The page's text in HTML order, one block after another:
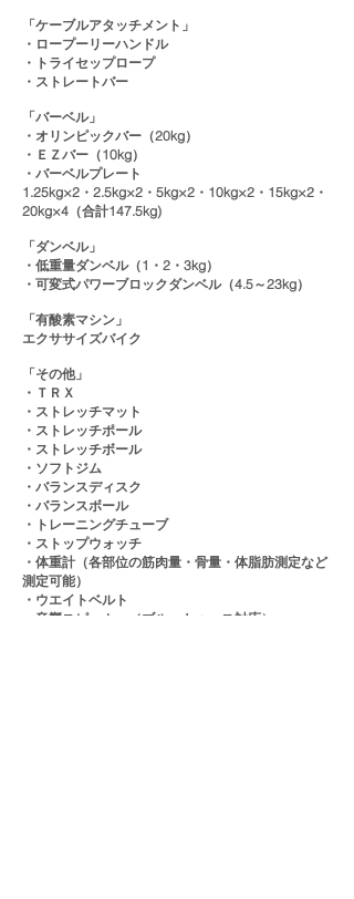
「ケーブルアタッチメント」
・ロープーリーハンドル
・トライセップロープ
・ストレートバー
「バーベル」
・オリンピックバー（20kg）
・ＥＺバー（10kg）
・バーベルプレート
1.25kg×2・2.5kg×2・5kg×2・10kg×2・15kg×2・
20kg×4（合計147.5kg)
「ダンベル」
・低重量ダンベル（1・2・3kg）
・可変式パワーブロックダンベル（4.5～23kg）
「有酸素マシン」
エクササイズバイク
「その他」
​・ＴＲＸ
・ストレッチマット
・ストレッチポール
・ストレッチボール
・ソフトジム
・バランスディスク
・バランスボール
・トレーニングチューブ
・ストップウォッチ
・体重計（各部位の筋肉量・骨量・体脂肪測定など
測定可能）
・ウエイトベルト
・音響スピーカー（ブルートゥース対応）